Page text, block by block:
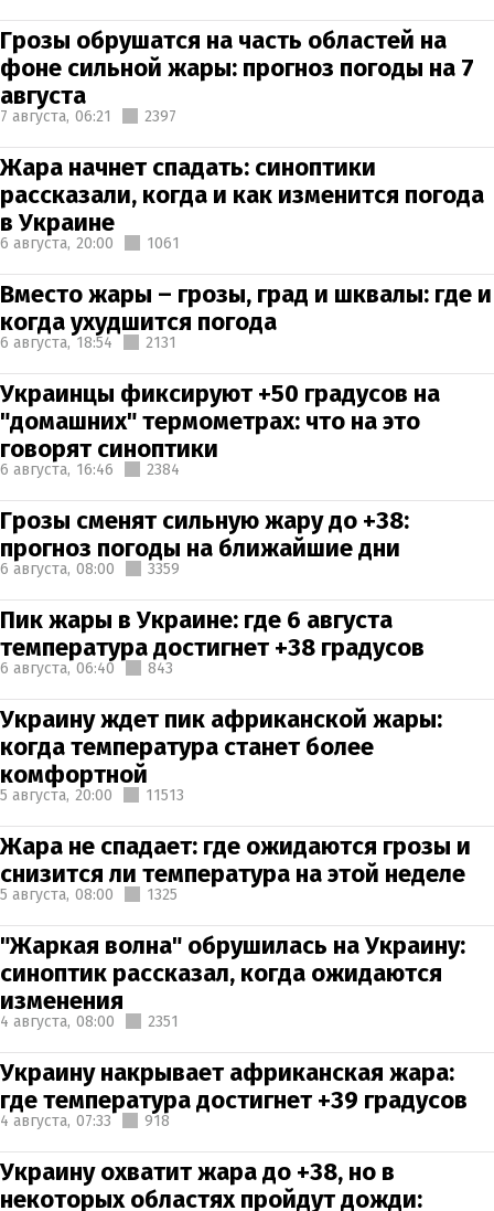
Грозы обрушатся на часть областей на
фоне сильной жары: прогноз погоды на 7
августа
7 августа, 06:21 2397
Жара начнет спадать: синоптики
рассказали, когда и как изменится погода
в Украине
6 августа, 20:00 1061
Вместо жары – грозы, град и шквалы: где и
когда ухудшится погода
6 августа, 18:54 2131
Украинцы фиксируют +50 градусов на
"домашних" термометрах: что на это
говорят синоптики
6 августа, 16:46 2384
Грозы сменят сильную жару до +38:
прогноз погоды на ближайшие дни
6 августа, 08:00 3359
Пик жары в Украине: где 6 августа
температура достигнет +38 градусов
6 августа, 06:40 843
Украину ждет пик африканской жары:
когда температура станет более
комфортной
5 августа, 20:00 11513
Жара не спадает: где ожидаются грозы и
снизится ли температура на этой неделе
5 августа, 08:00 1325
"Жаркая волна" обрушилась на Украину:
синоптик рассказал, когда ожидаются
изменения
4 августа, 08:00 2351
Украину накрывает африканская жара:
где температура достигнет +39 градусов
4 августа, 07:33 918
Украину охватит жара до +38, но в
некоторых областях пройдут дожди: